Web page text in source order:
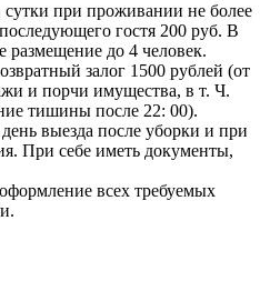
сутки при проживании не более
гостя 200 руб. В
размещение до 4 человек.
залог 1500 рублей (от
и порчи имущества, в т. Ч.
тишины после 22: 00).
выезда после уборки и при
При себе иметь документы,
всех требуемых